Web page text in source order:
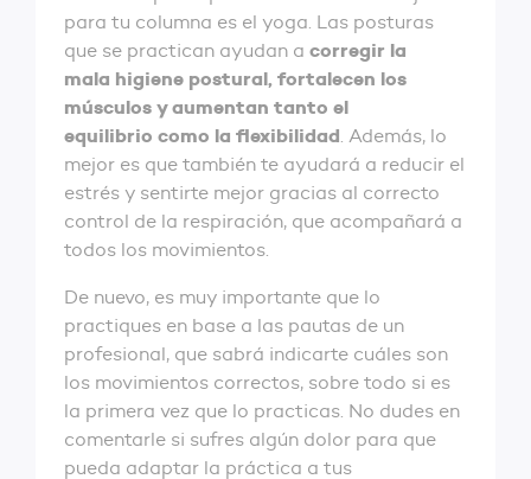
para tu columna es el yoga. Las posturas
que se practican ayudan a corregir la
mala higiene postural, fortalecen los
músculos y aumentan tanto el
equilibrio como la flexibilidad. Además, lo
mejor es que también te ayudará a reducir el
estrés y sentirte mejor gracias al correcto
control de la respiración, que acompañará a
todos los movimientos.
De nuevo, es muy importante que lo
practiques en base a las pautas de un
profesional, que sabrá indicarte cuáles son
los movimientos correctos, sobre todo si es
la primera vez que lo practicas. No dudes en
comentarle si sufres algún dolor para que
pueda adaptar la práctica a tus